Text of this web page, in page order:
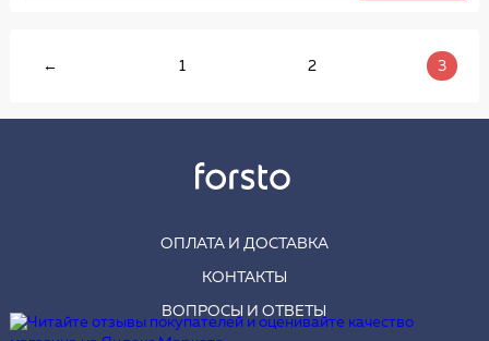
← 1 2 3
ОПЛАТА И ДОСТАВКА
КОНТАКТЫ
ВОПРОСЫ И ОТВЕТЫ